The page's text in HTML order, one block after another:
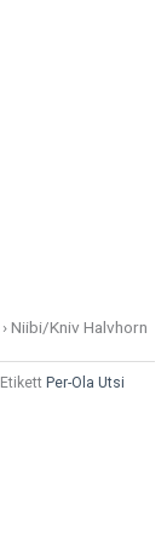
›Niibi/Kniv Halvhorn
Etikett Per-Ola Utsi